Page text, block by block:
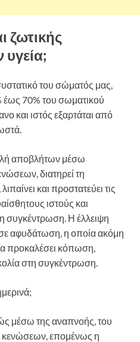
ζωτικής
υγεία;
του σώματός μας,
70% του σωματικού
και ιστός εξαρτάται από
αποβλήτων μέσω
διατηρεί τη
και προστατεύει τις
ιστούς και
συγκέντρωση. Η έλλειψη
αφυδάτωση, η οποία ακόμη
προκαλέσει κόπωση,
στη συγκέντρωση.
μέσω της αναπνοής, του
κενώσεων, επομένως η